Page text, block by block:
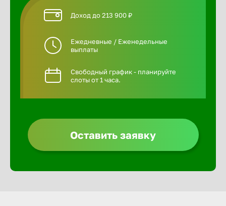
Доход до 213 900 ₽
Ежедневные / Еженедельные
выплаты
Свободный график - планируйте
слоты от 1 часа.
Оставить заявку